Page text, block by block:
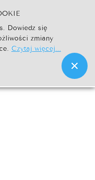
Go
Dowiedz się
zmiany
Czytaj więcej...